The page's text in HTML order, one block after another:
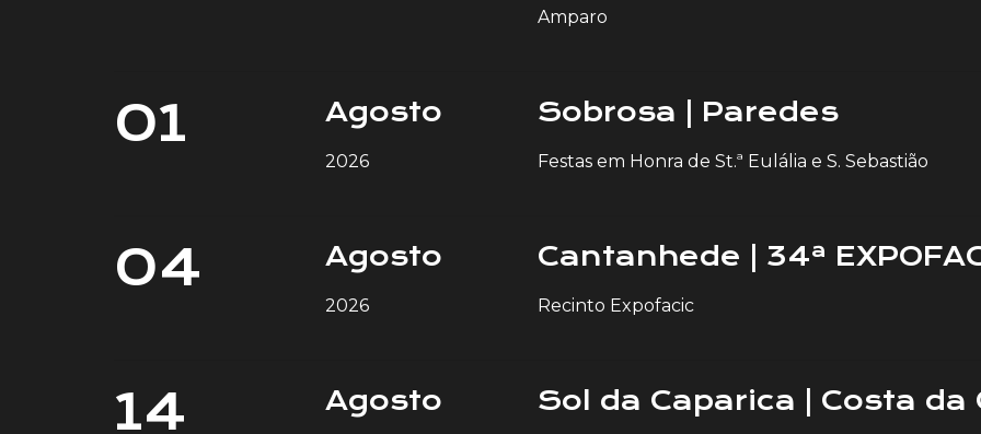
Amparo
01 Agosto
2026
Sobrosa | Paredes
Festas em Honra de St.ª Eulália e S. Sebastião
04 Agosto
2026
Cantanhede | 34ª
Recinto Expofacic
14 Agosto Sol da Caparica | Costa da